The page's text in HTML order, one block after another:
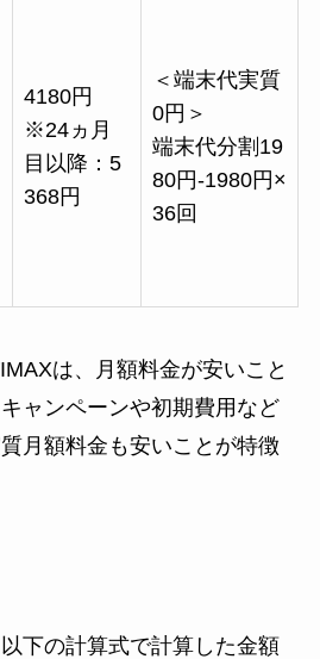
4180円
※24ヵ月
目以降：5
368円
＜端末代実質
0円＞
端末代分割19
80円-1980円×
36回
は、月額料金が安いこと
ャンペーンや初期費用など
月額料金も安いことが特徴
下の計算式で計算した金額